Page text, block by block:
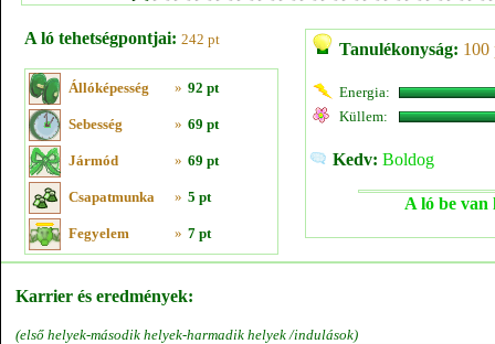
A ló tehetségpontjai: 242 pt
Állóképesség » 92 pt
Sebesség » 69 pt
Jármód » 69 pt
Csapatmunka » 5 pt
Fegyelem » 7 pt
Tanulékonyság: 100
Energia:
Küllem:
Kedv: Boldog
A ló be van
Karrier és eredmények:
(első helyek-második helyek-harmadik helyek /indulások)